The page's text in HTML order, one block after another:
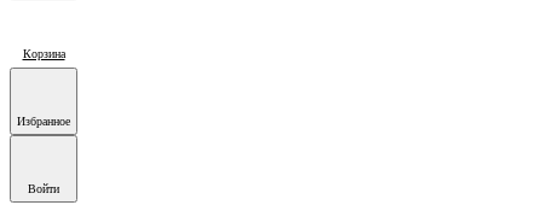
Корзина
Избранное
Войти